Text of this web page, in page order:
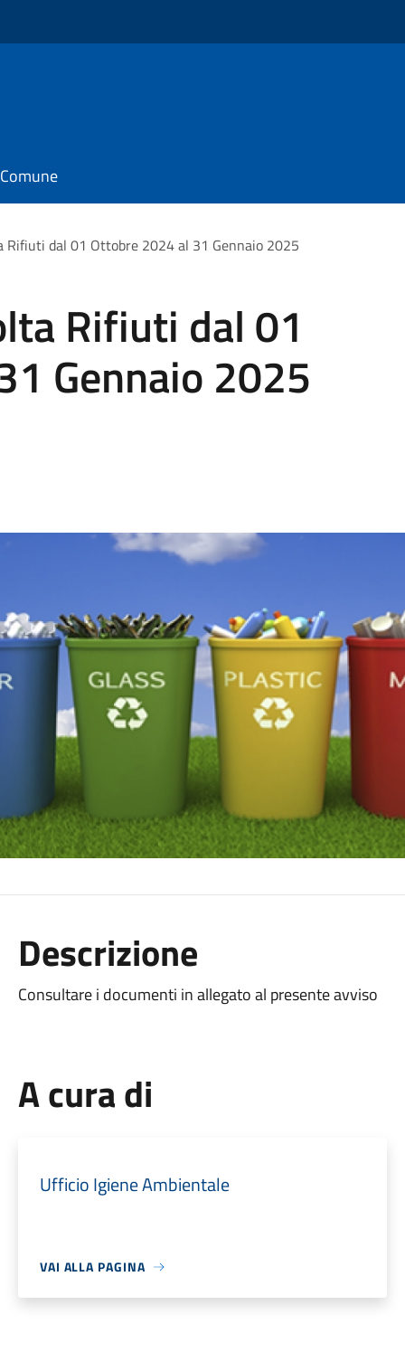
Rifiuti dal 01 Ottobre 2024 al 31 Gennaio 2025
Rifiuti dal 01
Gennaio 2025
Descrizione
Consultare i documenti in allegato al presente avviso
A cura di
Ufficio Igiene Ambientale
VAI ALLA PAGINA